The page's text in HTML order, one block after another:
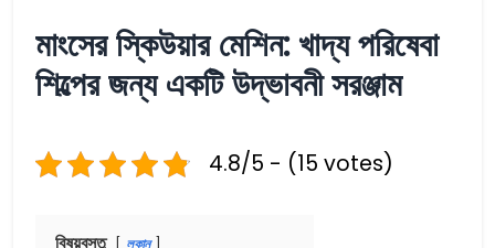
মাংসের স্কিউয়ার মেশিন: খাদ্য পরিষেবা
শিল্পের জন্য একটি উদ্ভাবনী সরঞ্জাম
4.8/5 - (15 votes)
লুকান